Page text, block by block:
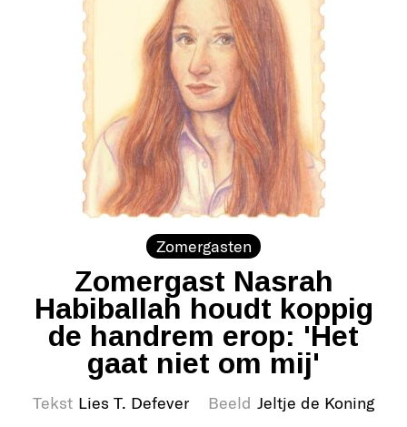
Zomergasten
Zomergast Nasrah
Habiballah houdt koppig
de handrem erop: 'Het
gaat niet om mij'
Tekst Lies T. Defever Beeld Jeltje de Koning